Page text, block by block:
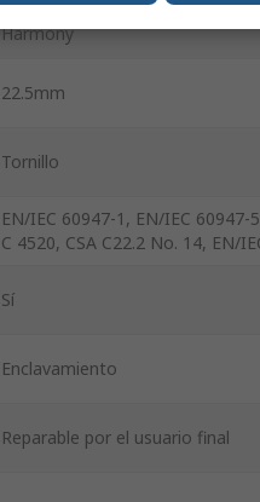
Harmony
22.5mm
Tornillo
EN/IEC 60947-1, EN/IEC 60947-
C 4520, CSA C22.2 No. 14, EN/
Sí
Enclavamiento
Reparable por el usuario final